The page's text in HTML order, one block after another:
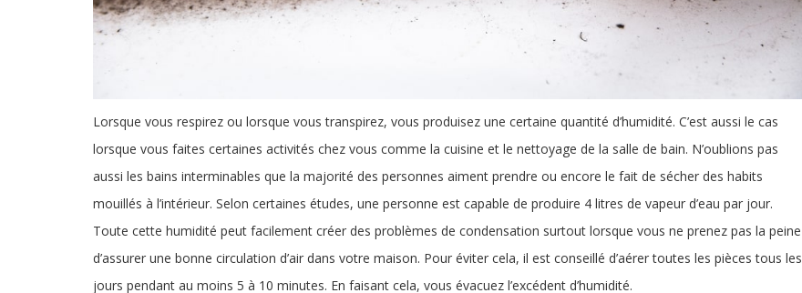
Lorsque vous respirez ou lorsque vous transpirez, vous produisez une certaine quantité d’humidité. C’est aussi le cas
lorsque vous faites certaines activités chez vous comme la cuisine et le nettoyage de la salle de bain. N’oublions pas
aussi les bains interminables que la majorité des personnes aiment prendre ou encore le fait de sécher des habits
mouillés à l’intérieur. Selon certaines études, une personne est capable de produire 4 litres de vapeur d’eau par jour.
Toute cette humidité peut facilement créer des problèmes de condensation surtout lorsque vous ne prenez pas la peine
d’assurer une bonne circulation d’air dans votre maison. Pour éviter cela, il est conseillé d’aérer toutes les pièces tous les
jours pendant au moins 5 à 10 minutes. En faisant cela, vous évacuez l’excédent d’humidité.